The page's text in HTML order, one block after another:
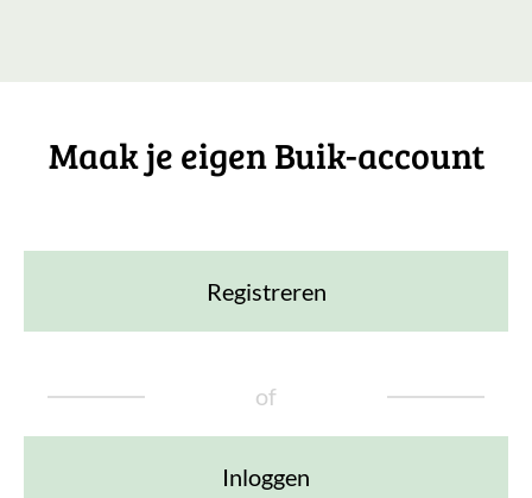
Maak je eigen Buik-account
Registreren
of
Inloggen